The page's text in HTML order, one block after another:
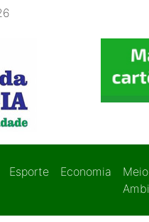
Esporte Economia
Meio